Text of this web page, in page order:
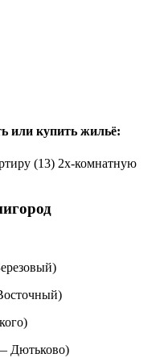
или купить жильё:
(13) 2х-комнатную
Дютьково)